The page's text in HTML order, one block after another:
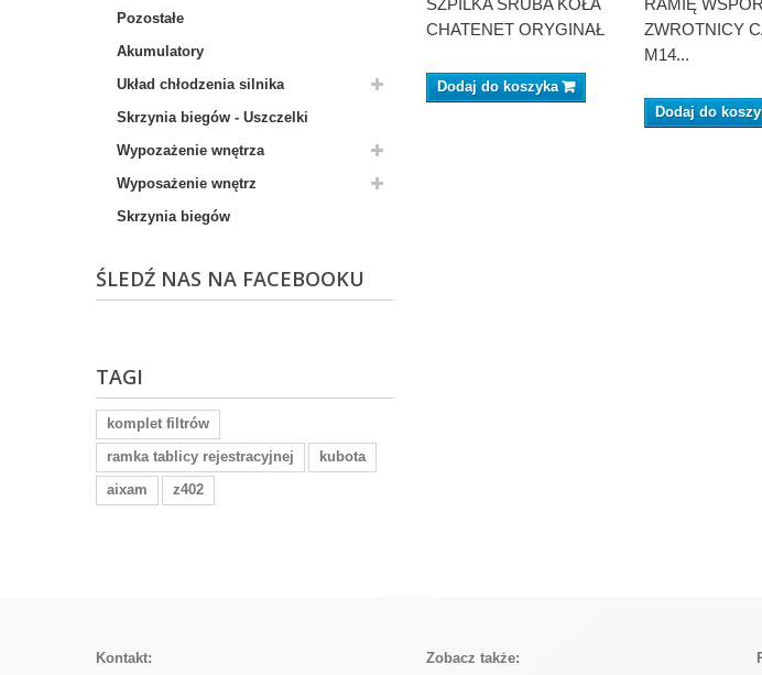
Pozostałe
Akumulatory
Układ chłodzenia silnika
Skrzynia biegów - Uszczelki
Wypozażenie wnętrza
Wyposażenie wnętrz
Skrzynia biegów
ŚLEDŹ NAS NA FACEBOOKU
TAGI
komplet filtrów
ramka tablicy rejestracyjnej
kubota
aixam
z402
SZPILKA ŚRUBA KOŁA
CHATENET ORYGINAŁ
Dodaj do koszyka
RAMIĘ
ZWROTNICY
M14...
Dodaj do
Kontakt: Zobacz także: